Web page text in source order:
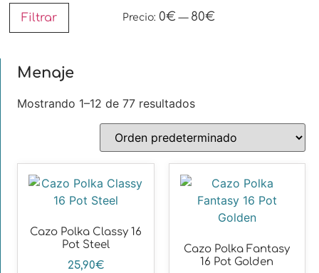
Filtrar Precio:0€ — 80€
Menaje
Mostrando 1–12 de 77 resultados
Cazo Polka Classy 16
Pot Steel
25,90€
Cazo Polka Fantasy
16 Pot Golden